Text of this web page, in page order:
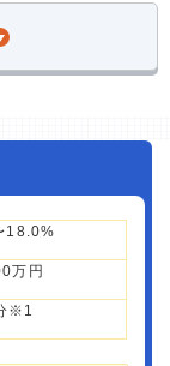
18.0%
万円
※1